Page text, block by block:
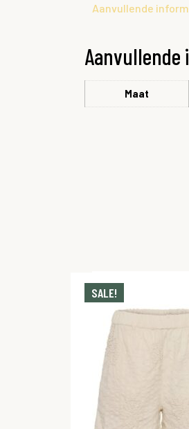
Aanvullende
Aanvullende
Maat
SALE!